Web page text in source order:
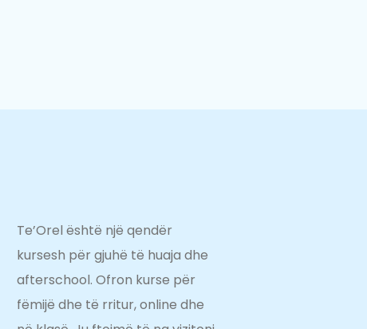
Te’Orel është një qendër
kursesh për gjuhë të huaja dhe
afterschool. Ofron kurse për
fëmijë dhe të rritur, online dhe